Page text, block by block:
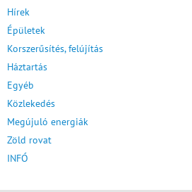
Hírek
Épületek
Korszerűsítés, felújítás
Háztartás
Egyéb
Közlekedés
Megújuló energiák
Zöld rovat
INFÓ